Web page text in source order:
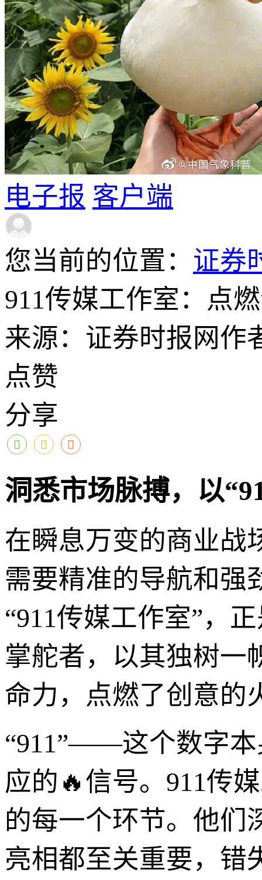
电子报 客户端
您当前的位置： 证券
911传媒工作室：点
来源：证券时报网作
点赞
分享
洞悉市场脉搏，以
在瞬息万变的商业战
需要精准的导航和强
“911传媒工作室”，
掌舵者，以其独树一
命力，点燃了创意的
“911”——这个数字本
应的🔥信号。911传
的每一个环节。他们
亮相都至关重要，错